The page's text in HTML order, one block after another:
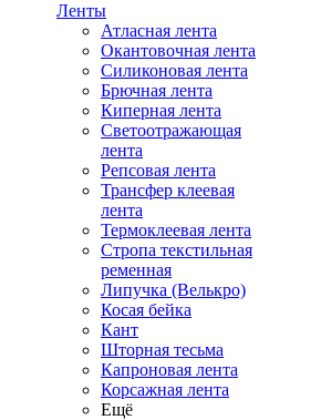
Ленты
Атласная лента
Окантовочная лента
Силиконовая лента
Брючная лента
Киперная лента
Светоотражающая
лента
Репсовая лента
Трансфер клеевая
лента
Термоклеевая лента
Стропа текстильная
ременная
Липучка (Велькро)
Косая бейка
Кант
Шторная тесьма
Капроновая лента
Корсажная лента
Ещё